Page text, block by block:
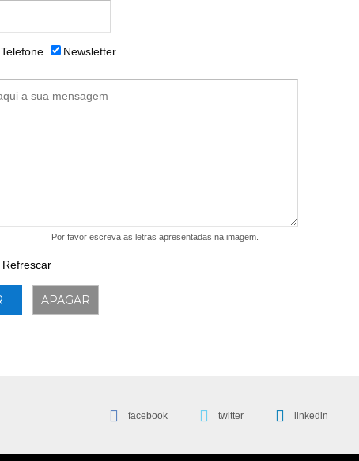
Telefone Newsletter
Refrescar
Por favor escreva as letras apresentadas na imagem.
facebook twitter linkedin